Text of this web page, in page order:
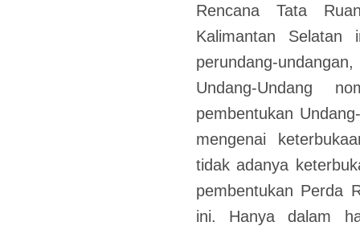
Rencana Tata
Kalimantan Selatan
perundang-
Undang-Undang
pembentukan
mengenai
tidak adanya
pembentukan Perda
ini. Hanya dalam